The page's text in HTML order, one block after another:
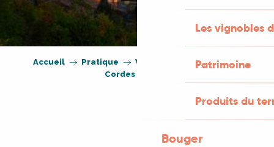
Les vignobles
Patrimoine
Produits du
Bouger
Accueil Pratique
Visites aux alentours
Cordes sur Ciel